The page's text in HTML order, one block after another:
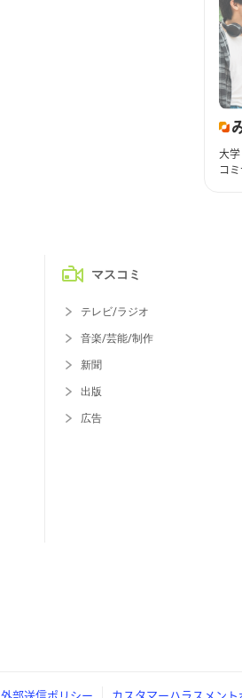
大
コ
マスコミ
テレビ/ラジオ
音楽/芸能/制作
新聞
出版
広告